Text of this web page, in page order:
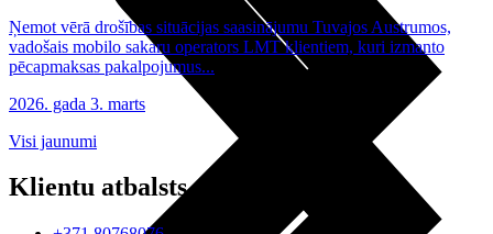
Ņemot vērā drošības situācijas saasinājumu Tuvajos Austrumos,
vadošais mobilo sakaru operators LMT klientiem, kuri izmanto
pēcapmaksas pakalpojumus...
2026. gada 3. marts
Visi jaunumi
Klientu atbalsts